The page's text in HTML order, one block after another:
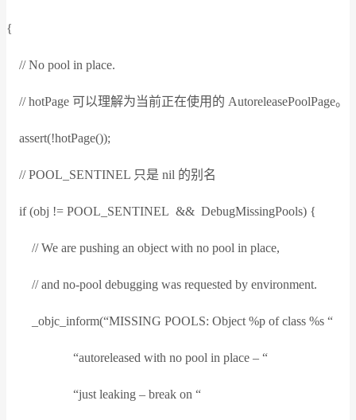
{
// No pool in place.
// hotPage 可以理解为当前正在使用的 AutoreleasePoolPage。
assert(!hotPage());
// POOL_SENTINEL 只是 nil 的别名
if (obj != POOL_SENTINEL && DebugMissingPools) {
// We are pushing an object with no pool in place,
// and no-pool debugging was requested by environment.
_objc_inform(“MISSING POOLS: Object %p of class %s “
“autoreleased with no pool in place – “
“just leaking – break on “